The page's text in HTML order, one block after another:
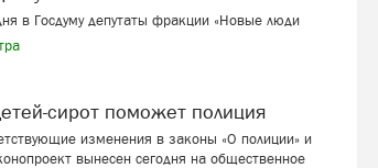
в Госдуму депутаты фракции «Новые люди
сирот поможет полиция
изменения в законы «О полиции» и
вынесен сегодня на общественное